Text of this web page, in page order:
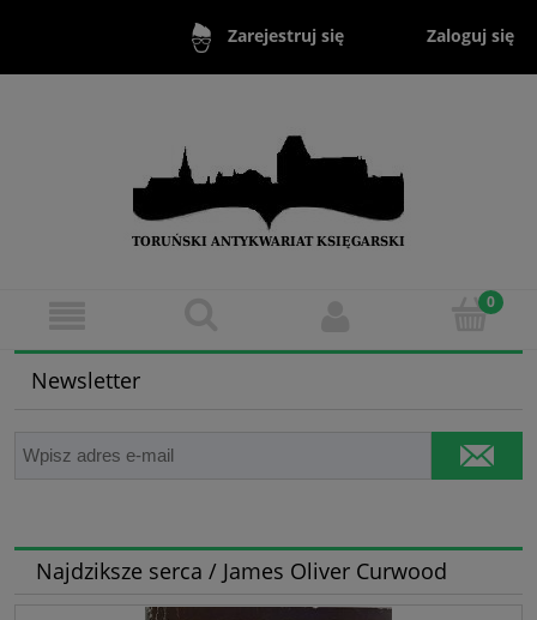
Zarejestruj się Zaloguj się
Newsletter
Najdziksze serca / James Oliver Curwood